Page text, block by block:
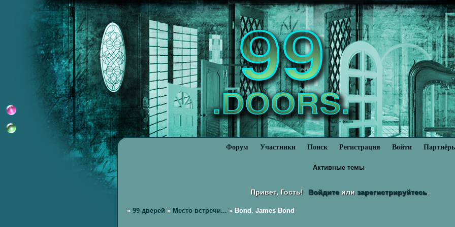
Форум Участники Поиск Регистрация Войти
Активные темы
Привет, Гость! Войдитеили зарегистрируйтесь.
» 99 дверей » Место встречи... » Bond. James Bond